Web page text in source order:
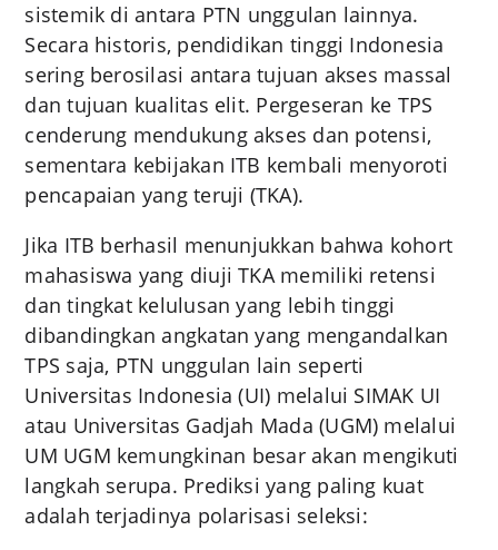
sistemik di antara PTN unggulan lainnya.
Secara historis, pendidikan tinggi Indonesia
sering berosilasi antara tujuan akses massal
dan tujuan kualitas elit. Pergeseran ke TPS
cenderung mendukung akses dan potensi,
sementara kebijakan ITB kembali menyoroti
pencapaian yang teruji (TKA).
Jika ITB berhasil menunjukkan bahwa kohort
mahasiswa yang diuji TKA memiliki retensi
dan tingkat kelulusan yang lebih tinggi
dibandingkan angkatan yang mengandalkan
TPS saja, PTN unggulan lain seperti
Universitas Indonesia (UI) melalui SIMAK UI
atau Universitas Gadjah Mada (UGM) melalui
UM UGM kemungkinan besar akan mengikuti
langkah serupa. Prediksi yang paling kuat
adalah terjadinya polarisasi seleksi: